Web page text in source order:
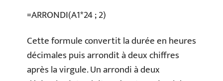
=ARRONDI(A1*24 ; 2)
Cette formule convertit la durée en heures
décimales puis arrondit à deux chiffres
après la virgule. Un arrondi à deux